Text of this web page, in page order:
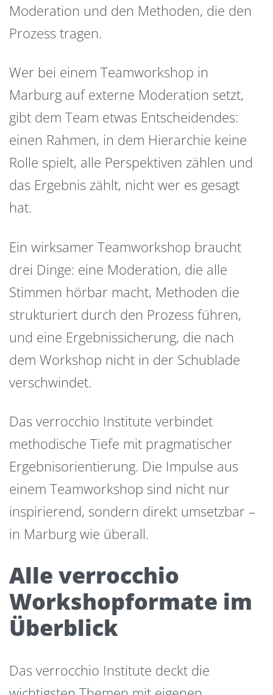
Moderation und den Methoden, die den
Prozess tragen.
Wer bei einem Teamworkshop in
Marburg auf externe Moderation setzt,
gibt dem Team etwas Entscheidendes:
einen Rahmen, in dem Hierarchie keine
Rolle spielt, alle Perspektiven zählen und
das Ergebnis zählt, nicht wer es gesagt
hat.
Ein wirksamer Teamworkshop braucht
drei Dinge: eine Moderation, die alle
Stimmen hörbar macht, Methoden die
strukturiert durch den Prozess führen,
und eine Ergebnissicherung, die nach
dem Workshop nicht in der Schublade
verschwindet.
Das verrocchio Institute verbindet
methodische Tiefe mit pragmatischer
Ergebnisorientierung. Die Impulse aus
einem Teamworkshop sind nicht nur
inspirierend, sondern direkt umsetzbar –
in Marburg wie überall.
Alle verrocchio
Workshopformate im
Überblick
Das verrocchio Institute deckt die